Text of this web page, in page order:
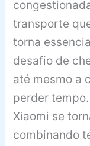
transporte
torna
desafio de
até mesmo a
perder
Xiaomi se
combinando